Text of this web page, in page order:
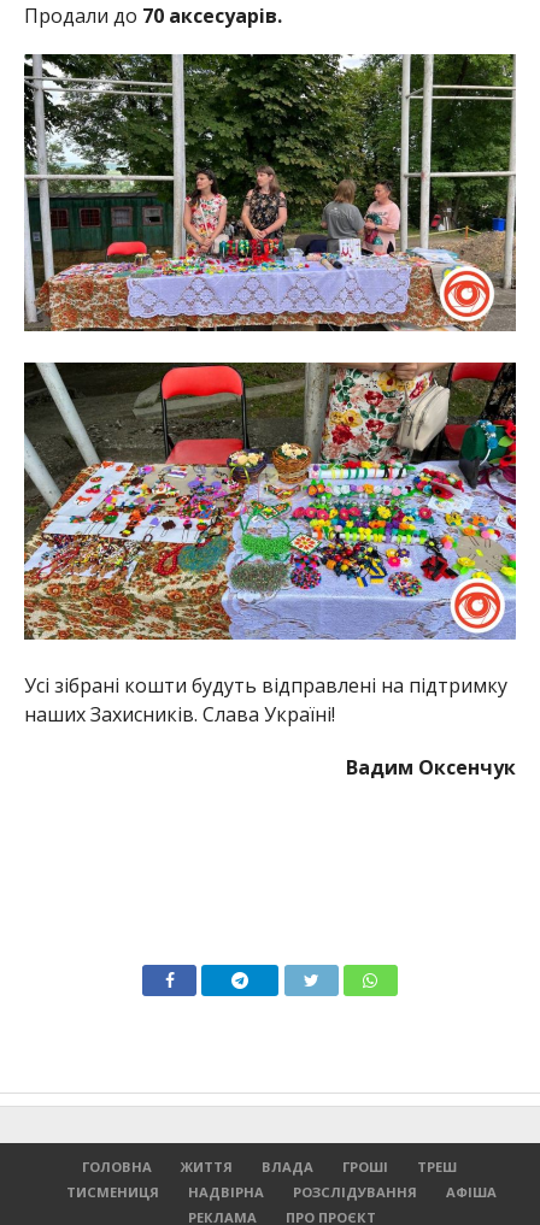
Продали до 70 аксесуарів.
Усі зібрані кошти будуть відправлені на підтримку
наших Захисників. Слава Україні!
Вадим Оксенчук
ГОЛОВНА ЖИТТЯ ВЛАДА ГРОШІ
ТРЕШ
ТИСМЕНИЦЯ
НАДВІРНА РОЗСЛІДУВАННЯ
АФІША
РЕКЛАМА
ПРО ПРОЄКТ